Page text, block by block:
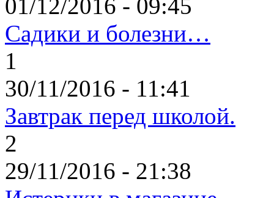
01/12/2016 - 09:45
Садики и болезни…
1
30/11/2016 - 11:41
Завтрак перед школой.
2
29/11/2016 - 21:38